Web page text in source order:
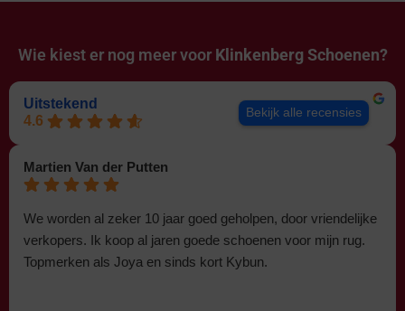
Wie kiest er nog meer voor Klinkenberg Schoenen?
Uitstekend
4.6
Bekijk alle recensies
Martien Van der Putten
We worden al zeker 10 jaar goed geholpen, door vriendelijke
verkopers. Ik koop al jaren goede schoenen voor mijn rug.
Topmerken als Joya en sinds kort Kybun.